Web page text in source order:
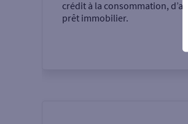
crédit à la consommation,
prêt immobilier.